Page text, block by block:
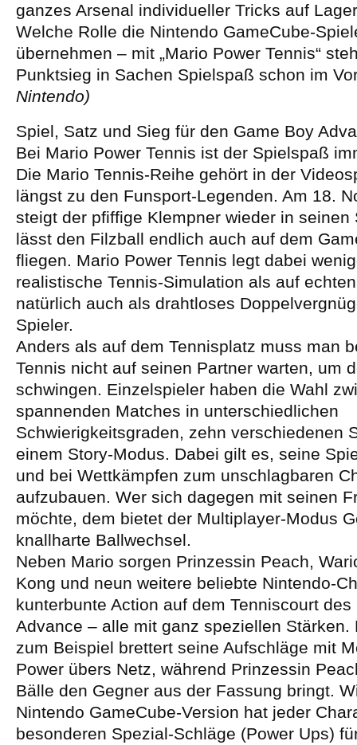
ganzes Arsenal individueller Tricks auf
Welche Rolle die Nintendo GameCube-
übernehmen – mit „Mario Power Tennis“
Punktsieg in Sachen Spielspaß schon im
Nintendo)
Spiel, Satz und Sieg für den Game Boy
Bei Mario Power Tennis ist der Spielspaß
Die Mario Tennis-Reihe gehört in der
längst zu den Funsport-Legenden. Am 18.
steigt der pfiffige Klempner wieder in seinen
lässt den Filzball endlich auch auf dem
fliegen. Mario Power Tennis legt dabei
realistische Tennis-Simulation als auf
natürlich auch als drahtloses
Spieler.
Anders als auf dem Tennisplatz muss man
Tennis nicht auf seinen Partner warten, um
schwingen. Einzelspieler haben die Wahl
spannenden Matches in unterschiedlichen
Schwierigkeitsgraden, zehn verschiedenen
einem Story-Modus. Dabei gilt es, seine
und bei Wettkämpfen zum unschlagbaren
aufzubauen. Wer sich dagegen mit seinen
möchte, dem bietet der Multiplayer-Modus
knallharte Ballwechsel.
Neben Mario sorgen Prinzessin Peach,
Kong und neun weitere beliebte Nintendo-
kunterbunte Action auf dem Tenniscourt des
Advance – alle mit ganz speziellen Stärken.
zum Beispiel brettert seine Aufschläge mit
Power übers Netz, während Prinzessin
Bälle den Gegner aus der Fassung bringt.
Nintendo GameCube-Version hat jeder
besonderen Spezial-Schläge (Power Ups)